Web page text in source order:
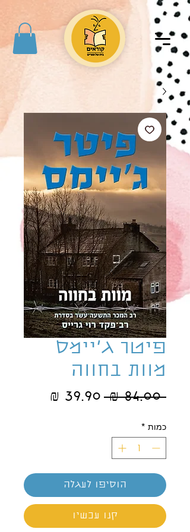
פיטר ג'יימס
מוות בחווה
‏84.00 ‏₪
מחיר
כמות *
הוסיפו לעגלה
קנו עכשיו